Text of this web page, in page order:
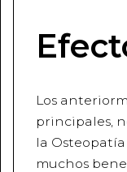
Los
principales,
la
muchos